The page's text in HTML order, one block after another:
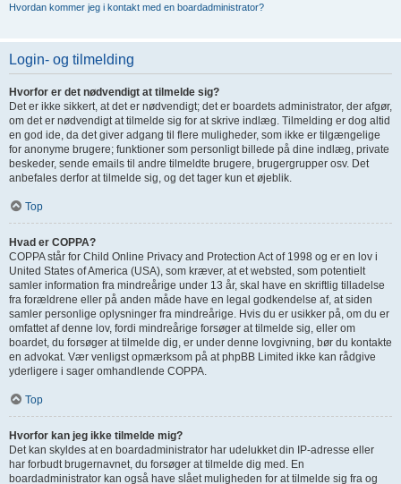
Hvordan kommer jeg i kontakt med en boardadministrator?
Login- og tilmelding
Hvorfor er det nødvendigt at tilmelde sig?
Det er ikke sikkert, at det er nødvendigt; det er boardets administrator, der afgør,
om det er nødvendigt at tilmelde sig for at skrive indlæg. Tilmelding er dog altid
en god ide, da det giver adgang til flere muligheder, som ikke er tilgængelige
for anonyme brugere; funktioner som personligt billede på dine indlæg, private
beskeder, sende emails til andre tilmeldte brugere, brugergrupper osv. Det
anbefales derfor at tilmelde sig, og det tager kun et øjeblik.
Top
Hvad er COPPA?
COPPA står for Child Online Privacy and Protection Act of 1998 og er en lov i
United States of America (USA), som kræver, at et websted, som potentielt
samler information fra mindreårige under 13 år, skal have en skriftlig tilladelse
fra forældrene eller på anden måde have en legal godkendelse af, at siden
samler personlige oplysninger fra mindreårige. Hvis du er usikker på, om du er
omfattet af denne lov, fordi mindreårige forsøger at tilmelde sig, eller om
boardet, du forsøger at tilmelde dig, er under denne lovgivning, bør du kontakte
en advokat. Vær venligst opmærksom på at phpBB Limited ikke kan rådgive
yderligere i sager omhandlende COPPA.
Top
Hvorfor kan jeg ikke tilmelde mig?
Det kan skyldes at en boardadministrator har udelukket din IP-adresse eller
har forbudt brugernavnet, du forsøger at tilmelde dig med. En
boardadministrator kan også have slået muligheden for at tilmelde sig fra og